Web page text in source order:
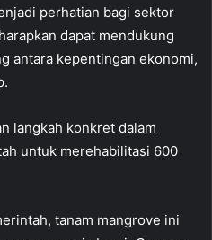
perhatian bagi sektor
dapat mendukung
antara kepentingan ekonomi,
langkah konkret dalam
untuk merehabilitasi 600
tanam mangrove ini